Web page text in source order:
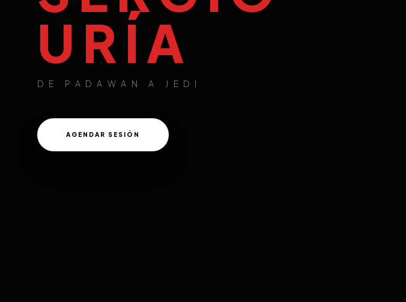
URÍA
DE PADAWAN A JEDI
AGENDAR SESIÓN